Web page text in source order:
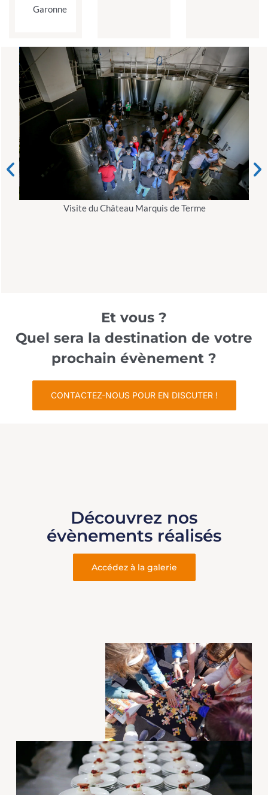
Garonne
Visite du Château Marquis de Terme
Et vous ?
Quel sera la destination de votre
prochain évènement ?
CONTACTEZ-NOUS POUR EN DISCUTER !
Découvrez nos
évènements réalisés
Accédez à la galerie